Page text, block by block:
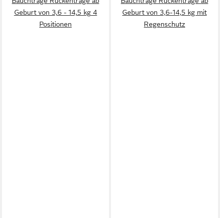
Geburt von 3,6 - 14,5 kg 4
Positionen
Geburt von 3,6-14,5 kg mit
Regenschutz